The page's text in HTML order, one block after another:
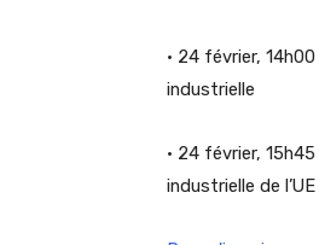
• 24 février,
industrielle
• 24 février,
industrielle de